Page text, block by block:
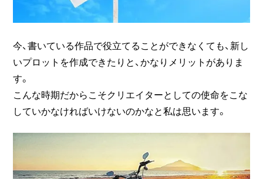
今、書いている作品で役立てることができなくても、新し
いプロットを作成できたりと、かなりメリットがありま
す。
こんな時期だからこそクリエイターとしての使命をこな
していかなければいけないのかなと私は思います。